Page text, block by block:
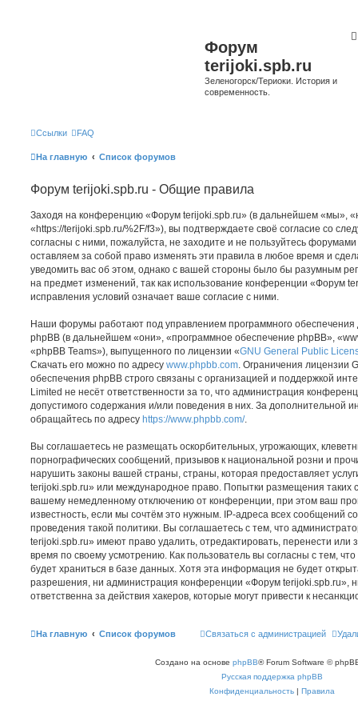
Форум
terijoki.spb.ru
Зеленогорск/Териоки. История и
современность.
Ссылки FAQ
На главную Список форумов
Форум terijoki.spb.ru - Общие правила
Заходя на конференцию «Форум terijoki.spb.ru» (в дальнейшем «мы»,
«https://terijoki.spb.ru/%2F/f3»), вы подтверждаете своё согласие со
согласны с ними, пожалуйста, не заходите и не пользуйтесь
оставляем за собой право изменять эти правила в любое время и
уведомить вас об этом, однако с вашей стороны было бы разумным
на предмет изменений, так как использование конференции «Форум
исправления условий означает ваше согласие с ними.
Наши форумы работают под управлением программного
phpBB (в дальнейшем «они», «программное обеспечение phpBB»,
«phpBB Teams»), выпущенного по лицензии «GNU General Public
Скачать его можно по адресу www.phpbb.com . Ограничения лицензии
обеспечения phpBB строго связаны с организацией и поддержкой
Limited не несёт ответственности за то, что администрация
допустимого содержания и/или поведения в них. За дополнительной
обращайтесь по адресу https://www.phpbb.com/.
Вы соглашаетесь не размещать оскорбительных, угрожающих,
порнографических сообщений, призывов к национальной розни и
нарушить законы вашей страны, страны, которая предоставляет
terijoki.spb.ru» или международное право. Попытки размещения таких
вашему немедленному отключению от конференции, при этом ваш
известность, если мы сочтём это нужным. IP-адреса всех сообщений
проведения такой политики. Вы соглашаетесь с тем, что
terijoki.spb.ru» имеют право удалить, отредактировать, перенести
время по своему усмотрению. Как пользователь вы согласны с тем,
будет храниться в базе данных. Хотя эта информация не будет
разрешения, ни администрация конференции «Форум terijoki.spb.ru»,
ответственна за действия хакеров, которые могут привести к
На главную Список форумов Связаться с администрацией
Создано на основе phpBB® Forum Software ©
Русская поддержка phpBB
Конфиденциальность | Правила